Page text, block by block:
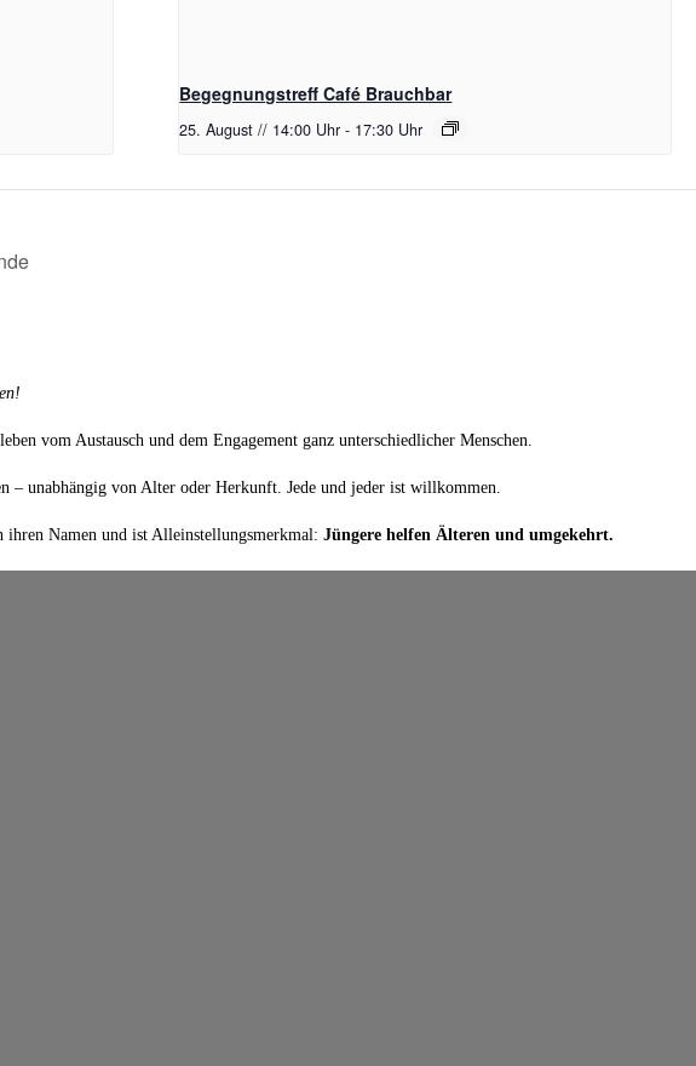
Begegnungstreff Café Brauchbar
25. August // 14:00 Uhr - 17:30 Uhr
vom Austausch und dem Engagement ganz unterschiedlicher Menschen.
– unabhängig von Alter oder Herkunft. Jede und jeder ist willkommen.
ihren Namen und ist Alleinstellungsmerkmal: Jüngere helfen Älteren und umgekehrt.